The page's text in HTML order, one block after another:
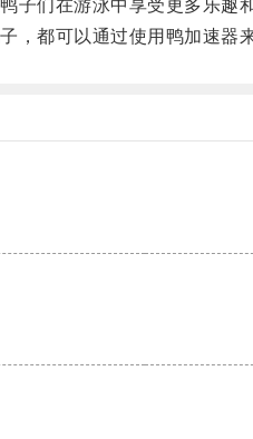
们在游泳中享受更多乐趣和
都可以通过使用鸭加速器